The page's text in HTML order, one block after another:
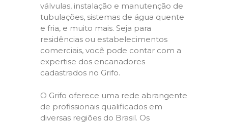
válvulas, instalação e manutenção de
tubulações, sistemas de água quente
e fria, e muito mais. Seja para
residências ou estabelecimentos
comerciais, você pode contar com a
expertise dos encanadores
cadastrados no Grifo.
O Grifo oferece uma rede abrangente
de profissionais qualificados em
diversas regiões do Brasil. Os